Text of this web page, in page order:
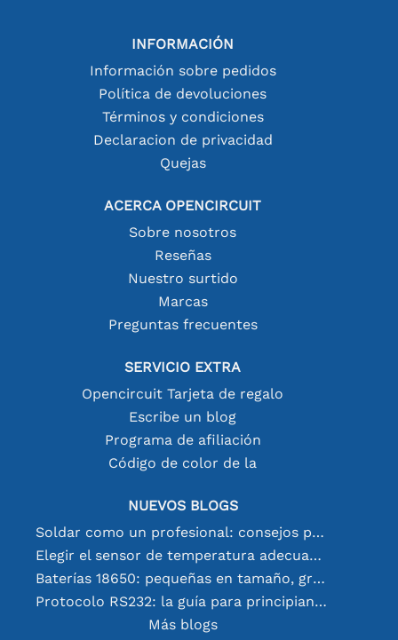
INFORMACIÓN
Información sobre pedidos
Política de devoluciones
Términos y condiciones
Declaracion de privacidad
Quejas
ACERCA OPENCIRCUIT
Sobre nosotros
Reseñas
Nuestro surtido
Marcas
Preguntas frecuentes
SERVICIO EXTRA
Opencircuit Tarjeta de regalo
Escribe un blog
Programa de afiliación
Código de color de la
NUEVOS BLOGS
Soldar como un profesional: consejos para conexiones electrónicas perfectas
Elegir el sensor de temperatura adecuado [youtube]
Baterías 18650: pequeñas en tamaño, grandes en rendimiento
Protocolo RS232: la guía para principiantes
Más blogs